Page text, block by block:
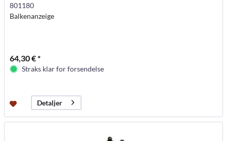
801180
Balkenanzeige
64,30 € *
Straks klar for forsendelse
Detaljer